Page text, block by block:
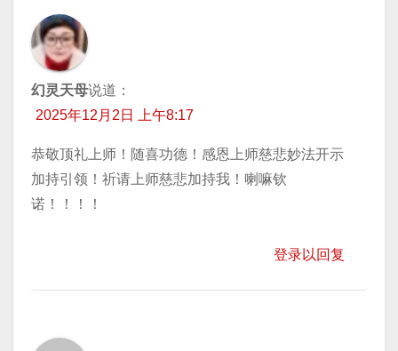
幻灵天母说道：
2025年12月2日 上午8:17
恭敬顶礼上师！随喜功德！感恩上师慈悲妙法开示
加持引领！祈请上师慈悲加持我！喇嘛钦
诺！！！！
登录以回复